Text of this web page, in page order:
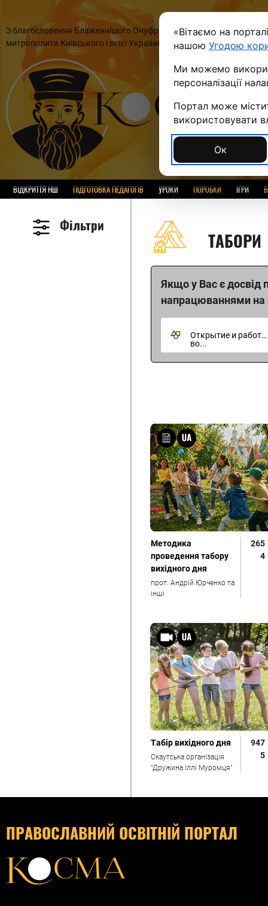
«Вітаємо на
нашою Угодою
Ми можемо
персоналізації
Портал може
використовувати
Ок
З благословення Блаженнішого Онуфрія,
митрополита Київського і всієї України
ВІДКРИТТЯ НШ ПІДГОТОВКА ПЕДАГОГІВ УРОКИ ПОРОБКИ ІГРИ
Фільтри
ТАБОРИ
Якщо у Вас є досвід
напрацюваннями на
Открытие и работа
во...
Методика
проведення табору
вихідного дня
прот. Андрій Юрченко та
інші
265
4
Табір вихідного дня
Скаутська організація
"Дружина Іллі Муромця"
947
5
ПРАВОСЛАВНИЙ ОСВІТНІЙ ПОРТАЛ